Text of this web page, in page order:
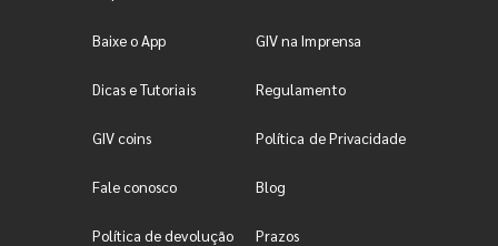
Baixe o App GIV na Imprensa
Dicas e Tutoriais Regulamento
GIV coins Política de Privacidade
Fale conosco Blog
Política de devolução Prazos